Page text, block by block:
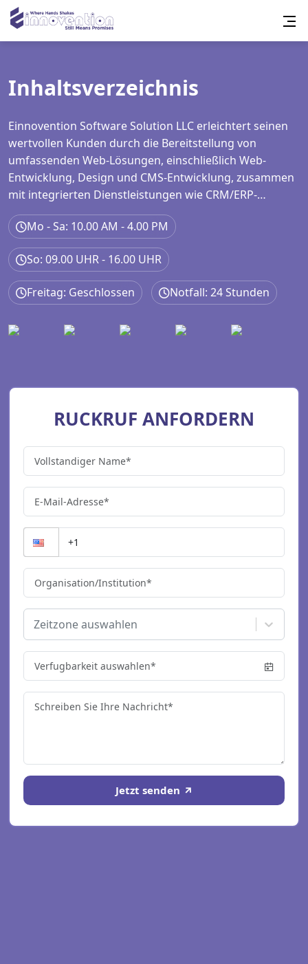
Inhaltsverzeichnis
Einnovention Software Solution LLC erleichtert seinen
wertvollen Kunden durch die Bereitstellung von
umfassenden Web-Lösungen, einschließlich Web-
Entwicklung, Design und CMS-Entwicklung, zusammen
mit integrierten Dienstleistungen wie CRM/ERP-
Implementierung, Cookie Consent Integration, Google
Tag Manager Setup, Analytics und GA4 Konfiguration,
Sitemap-Generierung und umfassende SEO-
Dienstleistungen, die On-Page-, Off-Page- und
technische Optimierung.
Mo - Sa: 10.00 AM - 4.00 PM
So: 09.00 UHR - 16.00 UHR
Freitag: Geschlossen Notfall: 24 Stunden
RUCKRUF ANFORDERN
Zeitzone auswahlen
Jetzt senden